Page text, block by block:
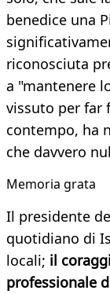
benedice una
riconosciuta
a "mantenere
vissuto per far
contempo, ha
che davvero
Memoria grata
Il presidente
quotidiano di
locali; il
professionale